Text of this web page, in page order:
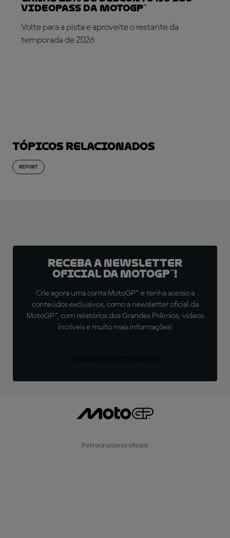
VideoPass da MotoGP™
Volte para a pista e aproveite o restante da
temporada de 2026
Tópicos relacionados
REPORT
Receba a newsletter
oficial da MotoGP™!
Crie agora uma conta MotoGP™ e tenha acesso a
conteúdos exclusivos, como a newsletter oficial da
MotoGP™, com relatórios dos Grandes Prêmios, vídeos
incríveis e muito mais informações!
Patrocinadores oficiais